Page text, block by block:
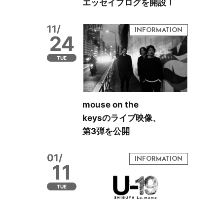
エッセイブログを開設！
11/
24
TUE
mouse on the
keysのライブ映像、
第3弾を公開
01/
11
TUE